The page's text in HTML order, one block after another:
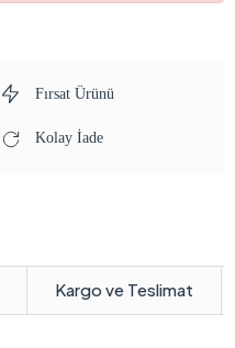
Fırsat Ürünü
Kolay İade
Kargo ve Teslimat